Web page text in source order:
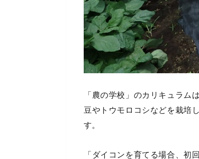
「農の学校」のカリキュラム
豆やトウモロコシなどを栽培
す。
「ダイコンを育てる場合、初